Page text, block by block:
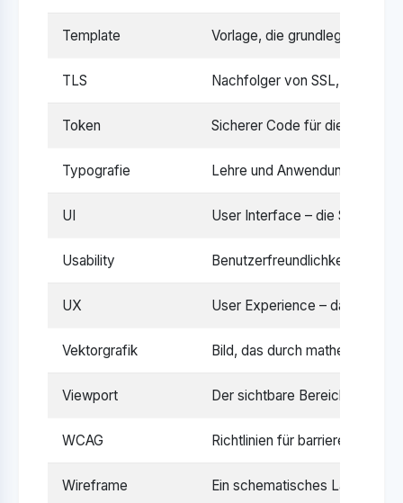
Template Vorlage, die grundlegende
TLS Nachfolger von SSL,
Token Sicherer Code für die
Typografie Lehre und Anwendung des
UI User Interface – die
Usability Benutzerfreundlichkeit – wie
UX User Experience – das
Vektorgrafik Bild, das durch
Viewport Der sichtbare Bereich einer
WCAG Richtlinien für barrierefreie
Wireframe Ein schematisches Layout